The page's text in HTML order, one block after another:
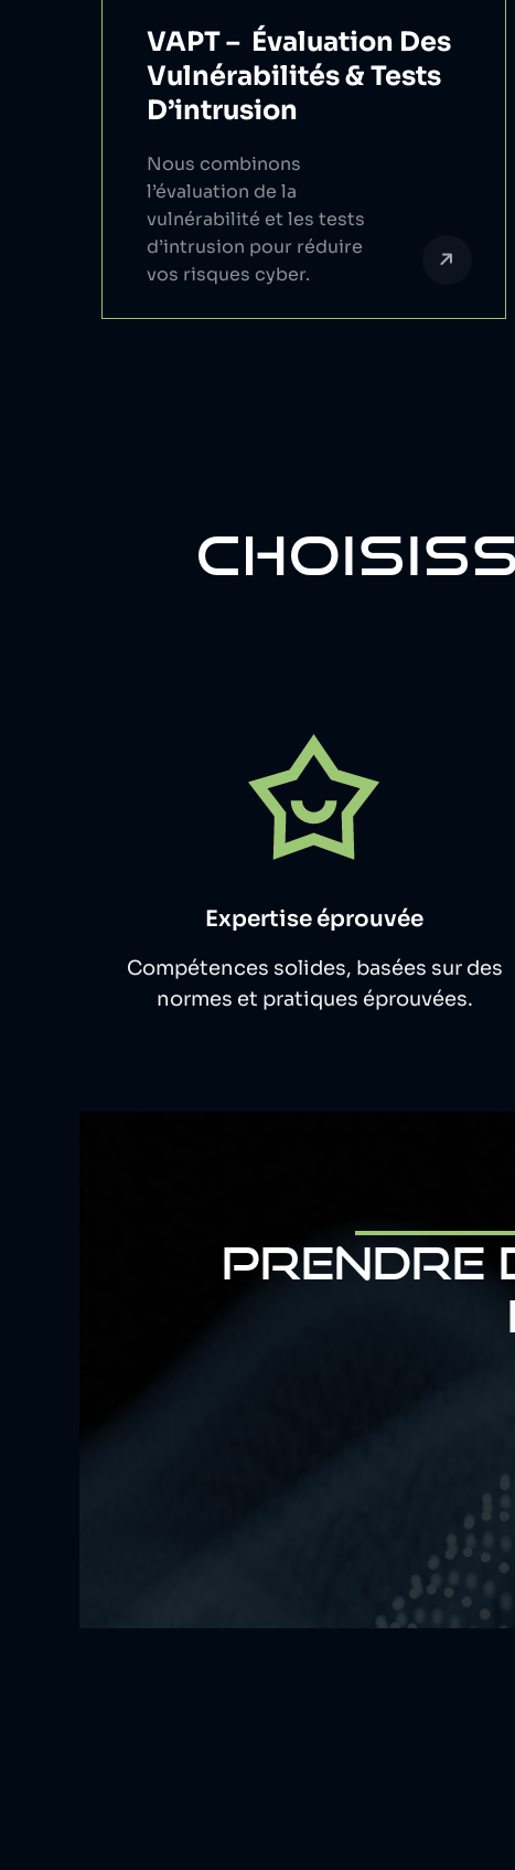
VAPT – Évaluation Des
Vulnérabilités & Tests
D’intrusion
Nous combinons
l’évaluation de la
vulnérabilité et les tests
d’intrusion pour réduire
vos risques cyber.
Expertise éprouvée
Compétences solides, basées sur des
normes et pratiques éprouvées.
PRENDRE